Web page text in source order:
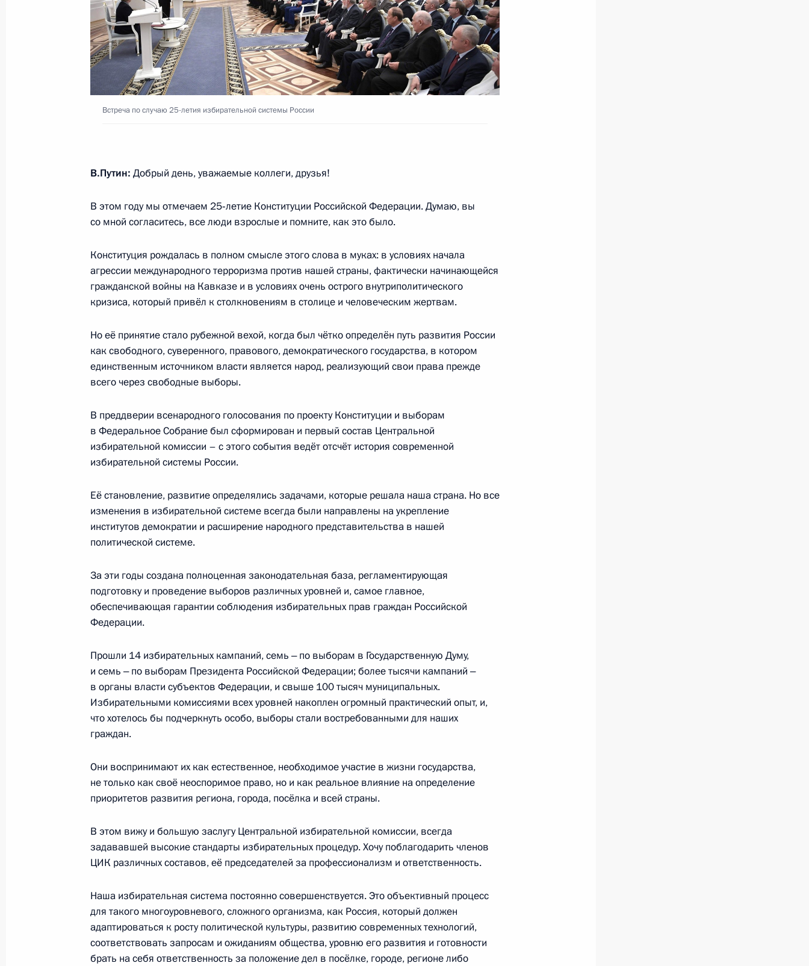
Встреча с губернатором Тверской области Игорем Руденей
4 декабря 2018 года, 15:10
Перечень поручений по развитию топливно-энергетического
Встреча с главой Кировской области Игорем Васильевым
26 ноября 2018 года, 14:15
Владимир Путин посетил Военный инновационный технополис
«Эра»
Посещение Свято-Успенского Псково-Печерского монастыря
Совещание по вопросам повышения эффективности системы
лекарственного обеспечения
Совещание с членами Правительства
Президент прибыл в Петропавловск для участия в форуме
9 ноября 2018 года, 10:15
Назначен полномочный представитель Президента в Северо-
Западном федеральном округе
Внесены изменения в перечень федеральных округов
реализации субъектами Федерации Указа Президента
о национальных целях и стратегических задачах развития
страны на период до 2024 года
2 ноября 2018 года, 17:00
Встреча по случаю 25-летия избирательной системы России
В.Путин: Добрый день, уважаемые коллеги, друзья!
В этом году мы отмечаем 25‑летие Конституции Российской Федерации. Думаю, вы
со мной согласитесь, все люди взрослые и помните, как это было.
Конституция рождалась в полном смысле этого слова в муках: в условиях начала
агрессии международного терроризма против нашей страны, фактически начинающейся
гражданской войны на Кавказе и в условиях очень острого внутриполитического
кризиса, который привёл к столкновениям в столице и человеческим жертвам.
Но её принятие стало рубежной вехой, когда был чётко определён путь развития России
как свободного, суверенного, правового, демократического государства, в котором
единственным источником власти является народ, реализующий свои права прежде
всего через свободные выборы.
В преддверии всенародного голосования по проекту Конституции и выборам
в Федеральное Собрание был сформирован и первый состав Центральной
избирательной комиссии – с этого события ведёт отсчёт история современной
избирательной системы России.
Её становление, развитие определялись задачами, которые решала наша страна. Но все
изменения в избирательной системе всегда были направлены на укрепление
институтов демократии и расширение народного представительства в нашей
политической системе.
За эти годы создана полноценная законодательная база, регламентирующая
подготовку и проведение выборов различных уровней и, самое главное,
обеспечивающая гарантии соблюдения избирательных прав граждан Российской
Федерации.
Прошли 14 избирательных кампаний, семь ‒ по выборам в Государственную Думу,
и семь ‒ по выборам Президента Российской Федерации; более тысячи кампаний ‒
в органы власти субъектов Федерации, и свыше 100 тысяч муниципальных.
Избирательными комиссиями всех уровней накоплен огромный практический опыт, и,
что хотелось бы подчеркнуть особо, выборы стали востребованными для наших
граждан.
Они воспринимают их как естественное, необходимое участие в жизни государства,
не только как своё неоспоримое право, но и как реальное влияние на определение
приоритетов развития региона, города, посёлка и всей страны.
В этом вижу и большую заслугу Центральной избирательной комиссии, всегда
задававшей высокие стандарты избирательных процедур. Хочу поблагодарить членов
ЦИК различных составов, её председателей за профессионализм и ответственность.
Наша избирательная система постоянно совершенствуется. Это объективный процесс
для такого многоуровневого, сложного организма, как Россия, который должен
адаптироваться к росту политической культуры, развитию современных технологий,
соответствовать запросам и ожиданиям общества, уровню его развития и готовности
брать на себя ответственность за положение дел в посёлке, городе, регионе либо